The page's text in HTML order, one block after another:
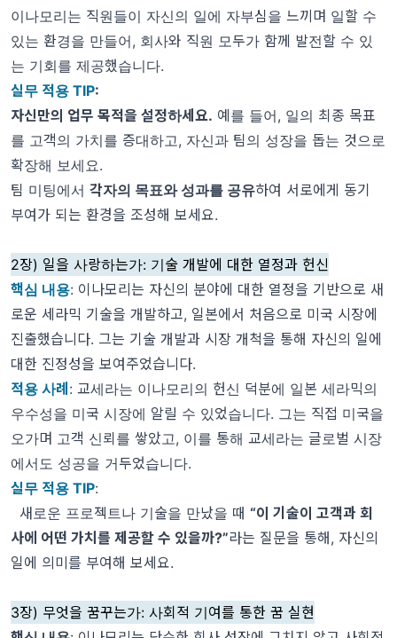
이나모리는 직원들이 자신의 일에 자부심을 느끼며 일할 수
있는 환경을 만들어, 회사와 직원 모두가 함께 발전할 수 있
는 기회를 제공했습니다.
실무 적용 TIP:
자신만의 업무 목적을 설정하세요. 예를 들어, 일의 최종 목표
를 고객의 가치를 증대하고, 자신과 팀의 성장을 돕는 것으로
확장해 보세요.
팀 미팅에서 각자의 목표와 성과를 공유하여 서로에게 동기
부여가 되는 환경을 조성해 보세요.
2장) 일을 사랑하는가: 기술 개발에 대한 열정과 헌신
핵심 내용: 이나모리는 자신의 분야에 대한 열정을 기반으로 새
로운 세라믹 기술을 개발하고, 일본에서 처음으로 미국 시장에
진출했습니다. 그는 기술 개발과 시장 개척을 통해 자신의 일에
대한 진정성을 보여주었습니다.
적용 사례: 교세라는 이나모리의 헌신 덕분에 일본 세라믹의
우수성을 미국 시장에 알릴 수 있었습니다. 그는 직접 미국을
오가며 고객 신뢰를 쌓았고, 이를 통해 교세라는 글로벌 시장
에서도 성공을 거두었습니다.
실무 적용 TIP:
새로운 프로젝트나 기술을 만났을 때 “이 기술이 고객과 회
사에 어떤 가치를 제공할 수 있을까?”라는 질문을 통해, 자신의
일에 의미를 부여해 보세요.
3장) 무엇을 꿈꾸는가: 사회적 기여를 통한 꿈 실현